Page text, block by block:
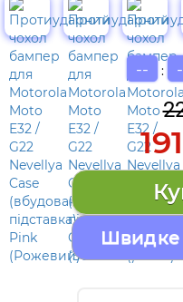
-- :
Швидке